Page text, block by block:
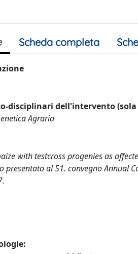
Scheda completa
disciplinari dell'intervento (sola
Agraria
with testcross progenies as
presentato al 51. convegno Annual